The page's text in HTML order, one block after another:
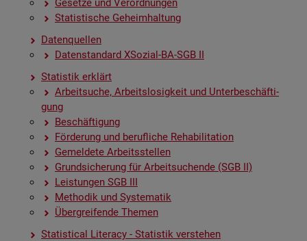
Ge­set­ze und Ver­ord­nun­gen
Sta­tis­ti­sche Ge­heim­hal­tung
Da­ten­quel­len
Da­ten­stan­dard XSo­zi­al-BA-SGB II
Sta­tis­tik er­klärt
Ar­beit­su­che, Ar­beits­lo­sig­keit und Un­ter­be­schäf­ti­
gung
Be­schäf­ti­gung
För­de­rung und be­ruf­li­che Re­ha­bi­li­ta­ti­on
Ge­mel­de­te Ar­beits­stel­len
Grund­si­che­rung für Ar­beit­su­chen­de (SGB II)
Leis­tun­gen SGB III
Me­tho­dik und Sys­te­ma­tik
Über­grei­fen­de The­men
Sta­ti­s­ti­cal Li­te­r­acy - Sta­tis­tik ver­ste­hen